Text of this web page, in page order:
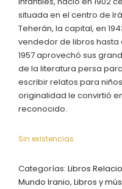
situada en el centro de
Teherán, la capital, en
vendedor de libros
1957 aprovechó sus
de la literatura persa
escribir relatos para
originalidad le convirtió
reconocido.
Sin existencias
Categorías: Libros
Mundo Iranio, Libros y